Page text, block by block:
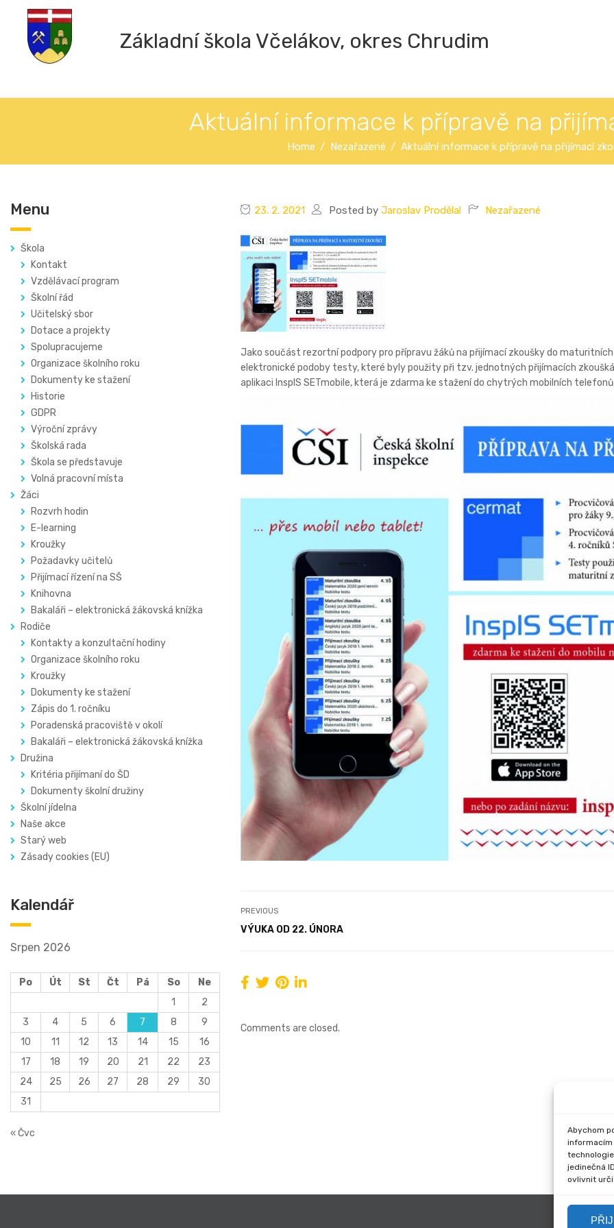
Abychom
informacím
jedinečná
ovlivnit
Základní škola Včelákov, okres Chrudim
Aktuální informace k přípravě na
Home Nezařazené Aktuální informace k přípravě na přijímací
Menu
Škola
Kontakt
Vzdělávací program
Školní řád
Učitelský sbor
Dotace a projekty
Spolupracujeme
Organizace školního roku
Dokumenty ke stažení
Historie
GDPR
Výroční zprávy
Školská rada
Škola se představuje
Volná pracovní místa
Žáci
Rozvrh hodin
E-learning
Kroužky
Požadavky učitelů
Přijímací řízení na SŠ
Knihovna
Bakaláři – elektronická žákovská knížka
Rodiče
Kontakty a konzultační hodiny
Organizace školního roku
Kroužky
Dokumenty ke stažení
Zápis do 1. ročníku
Poradenská pracoviště v okolí
Bakaláři – elektronická žákovská knížka
Družina
Kritéria přijímaní do ŠD
Dokumenty školní družiny
Školní jídelna
Naše akce
Starý web
Zásady cookies (EU)
Kalendář
Srpen 2026
Po Út St Čt Pá So
Ne
1
2
3
4 5 6 7 8
9
10
11 12 13 14 15
16
17
18 19 20 21 22
23
24
25 26 27 28 29
30
31
« Čvc
23. 2. 2021 Posted by Jaroslav Prodělal Nezařazené
Jako součást rezortní podpory pro přípravu žáků na přijímací zkoušky do
elektronické podoby testy, které byly použity při tzv. jednotných přijímacích
aplikaci InspIS SETmobile, která je zdarma ke stažení do chytrých mobilních
PREVIOUS
VÝUKA OD 22. ÚNORA
Comments are closed.